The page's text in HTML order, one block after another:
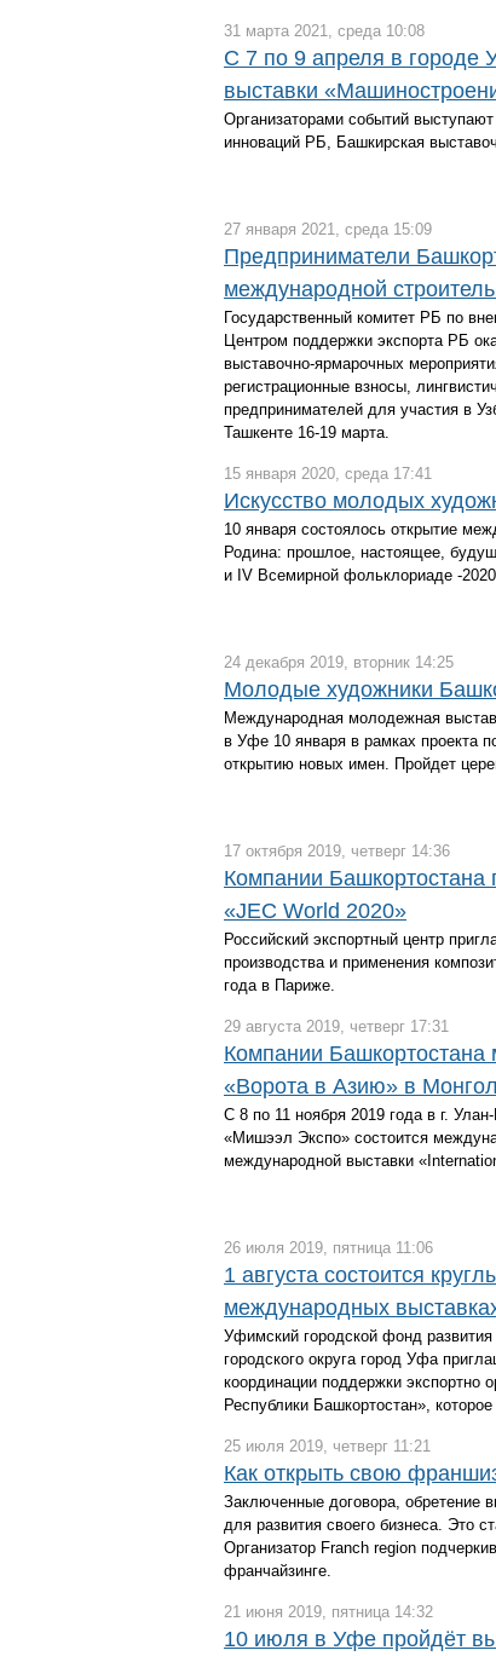
31 марта 2021, среда 10:08
С 7 по 9 апреля в
выставки
Организаторами событий
инноваций РБ, Башкирская
27 января 2021, среда 15:09
Предприниматели
международной
Государственный комитет РБ по
Центром поддержки экспорта РБ
выставочно-ярмарочных
регистрационные взносы,
предпринимателей для участия в
Ташкенте 16-19 марта.
15 января 2020, среда 17:41
Искусство молодых
10 января состоялось открытие
Родина: прошлое, настоящее,
и IV Всемирной фольклориаде -
24 декабря 2019, вторник 14:25
Молодые художники
Международная молодежная
в Уфе 10 января в рамках проекта
открытию новых имен. Пройдет
17 октября 2019, четверг 14:36
Компании
«JEC World 2020»
Российский экспортный центр
производства и применения
года в Париже.
29 августа 2019, четверг 17:31
Компании Башкортостана
«Ворота в Азию» в
С 8 по 11 ноября 2019 года в г.
«Мишээл Экспо» состоится
международной выставки
26 июля 2019, пятница 11:06
1 августа состоится
международных
Уфимский городской фонд
городского округа город Уфа
координации поддержки экспортно
Республики Башкортостан»,
25 июля 2019, четверг 11:21
Как открыть свою
Заключенные договора, обретение
для развития своего бизнеса. Это
Организатор Franch region
франчайзинге.
21 июня 2019, пятница 14:32
10 июля в Уфе пройдёт